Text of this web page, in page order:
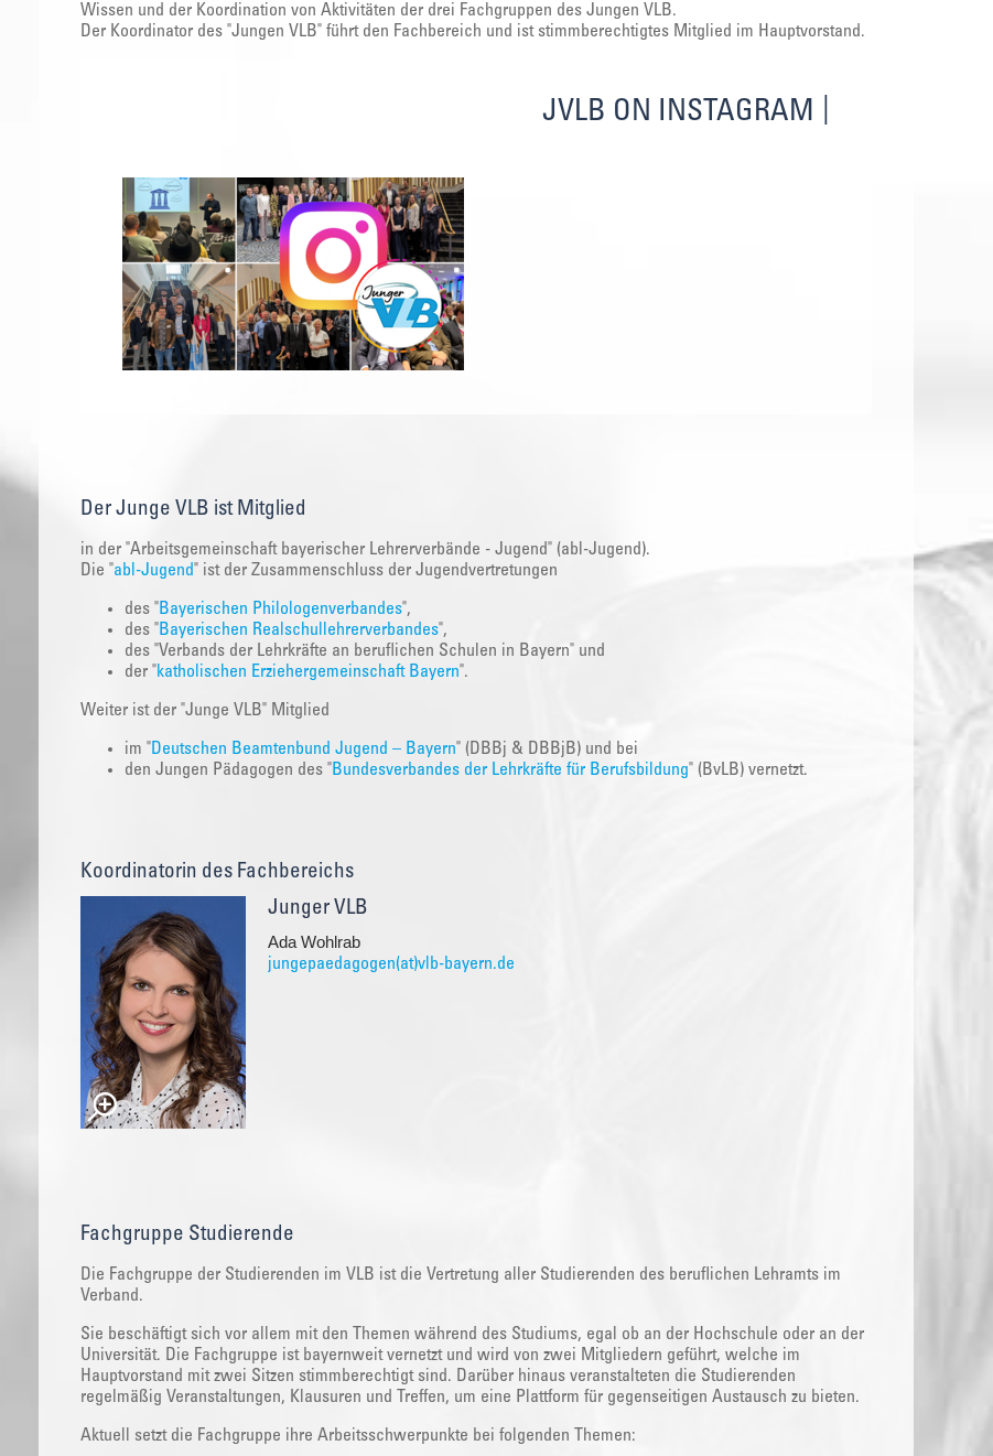
Wissen und der Koordination von Aktivitäten der drei Fachgruppen des Jungen VLB.
Der Koordinator des "Jungen VLB" führt den Fachbereich und ist stimmberechtigtes Mitglied im Hauptvorstand.
JVLB ON INSTAGRAM
Der Junge VLB ist Mitglied
in der "Arbeitsgemeinschaft bayerischer Lehrerverbände - Jugend" (abl-Jugend).
Die "abl-Jugend" ist der Zusammenschluss der Jugendvertretungen
des "Bayerischen Philologenverbandes",
des "Bayerischen Realschullehrerverbandes",
des "Verbands der Lehrkräfte an beruflichen Schulen in Bayern" und
der "katholischen Erziehergemeinschaft Bayern".
Weiter ist der "Junge VLB" Mitglied
im "Deutschen Beamtenbund Jugend – Bayern" (DBBj & DBBjB) und bei
den Jungen Pädagogen des "Bundesverbandes der Lehrkräfte für Berufsbildung" (BvLB) vernetzt.
Koordinatorin des Fachbereichs
Junger VLB
Ada Wohlrab
jungepaedagogen(at)vlb-bayern.de
Fachgruppe Studierende
‌Die Fachgruppe der Studierenden im VLB ist die Vertretung aller Studierenden des beruflichen Lehramts im
Verband.
Sie beschäftigt sich vor allem mit den Themen während des Studiums, egal ob an der Hochschule oder an der
Universität. Die Fachgruppe ist bayernweit vernetzt und wird von zwei Mitgliedern geführt, welche im
Hauptvorstand mit zwei Sitzen stimmberechtigt sind. Darüber hinaus veranstalteten die Studierenden
regelmäßig Veranstaltungen, Klausuren und Treffen, um eine Plattform für gegenseitigen Austausch zu bieten.
Aktuell setzt die Fachgruppe ihre Arbeitsschwerpunkte bei folgenden Themen: